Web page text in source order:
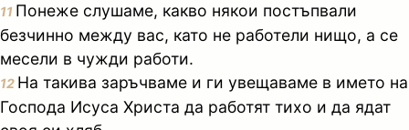
11 Понеже слушаме, какво някои постъпвали
безчинно между вас, като не работели нищо, а се
месели в чужди работи.
12 На такива заръчваме и ги увещаваме в името на
Господа Исуса Христа да работят тихо и да ядат